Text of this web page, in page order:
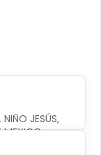
JESÚS,
MEXICO